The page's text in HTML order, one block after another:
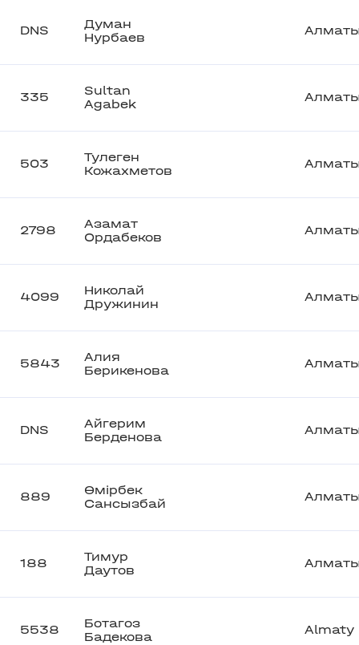
DNS
Думан
Нурбаев
335
Sultan
Agabek
503
Тулеген
Кожахметов
2798
Азамат
Ордабеков
4099
Николай
Дружинин
5843
Алия
Берикенова
DNS
Айгерим
Берденова
889
Өмірбек
Сансызбай
188
Тимур
Даутов
5538
Ботагоз
Бадекова
Almaty